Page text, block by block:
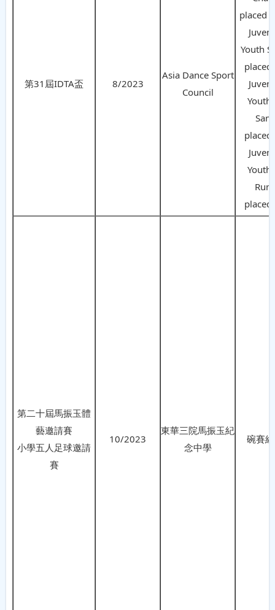
第31屆IDTA盃 8/2023
Asia Dance Sport
Council
placed
Youth
Youth
Youth
第二十屆馬振玉體
藝邀請賽
小學五人足球邀請
賽
10/2023
東華三院馬振玉紀
念中學
碗賽